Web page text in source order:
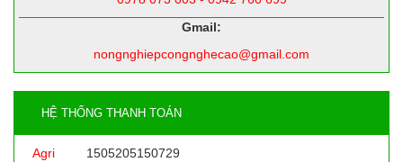
Gmail:
nongnghiepcongnghecao@gmail.com
HỆ THỐNG THANH TOÁN
Agri
1505205150729